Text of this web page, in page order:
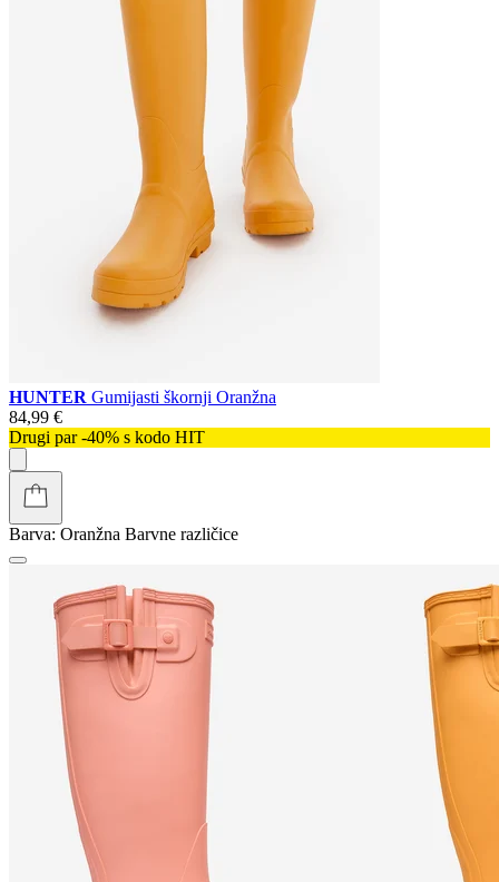
HUNTER Gumijasti škornji Oranžna
84,99 €
Drugi par -40% s kodo HIT
Barva: Oranžna Barvne različice